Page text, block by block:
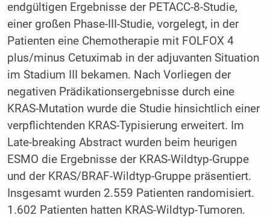
endgültigen Ergebnisse der PETACC-8-Studie,
einer großen Phase-III-Studie, vorgelegt, in der
Patienten eine Chemotherapie mit FOLFOX 4
plus/minus Cetuximab in der adjuvanten Situation
im Stadium III bekamen. Nach Vorliegen der
negativen Prädikationsergebnisse durch eine
KRAS-Mutation wurde die Studie hinsichtlich einer
verpflichtenden KRAS-Typisierung erweitert. Im
Late-breaking Abstract wurden beim heurigen
ESMO die Ergebnisse der KRAS-Wildtyp-Gruppe
und der KRAS/BRAF-Wildtyp-Gruppe präsentiert.
Insgesamt wurden 2.559 Patienten randomisiert.
1.602 Patienten hatten KRAS-Wildtyp-Tumoren.